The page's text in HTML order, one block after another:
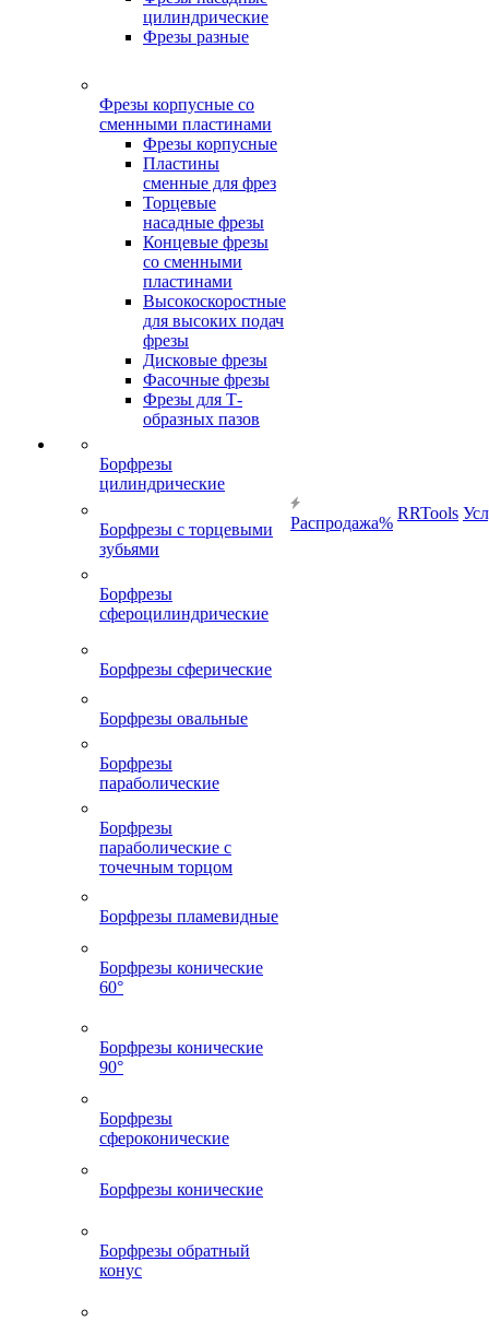
цилиндрические
Фрезы разные
Фрезы корпусные со
сменными пластинами
Фрезы корпусные
Пластины
сменные для фрез
Торцевые
насадные фрезы
Концевые фрезы
со сменными
пластинами
Высокоскоростные
для высоких подач
фрезы
Дисковые фрезы
Фасочные фрезы
Фрезы для Т-
образных пазов
Борфрезы
цилиндрические
Борфрезы с торцевыми
зубьями
Борфрезы
сфероцилиндрические
Борфрезы сферические
Борфрезы овальные
Борфрезы
параболические
Борфрезы
параболические с
точечным торцом
Борфрезы пламевидные
Борфрезы конические
60°
Борфрезы конические
90°
Борфрезы
сфероконические
Борфрезы конические
Борфрезы обратный
конус
Распродажа%
RRTools